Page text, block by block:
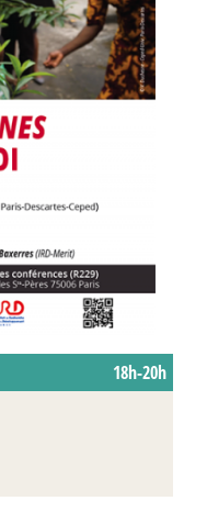
18h-20h